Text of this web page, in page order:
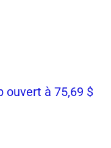
ouvert à 75,69 $